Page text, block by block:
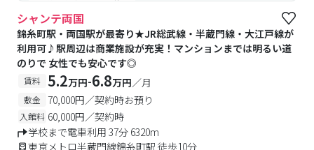
#予約受付中 #空室待ち
シャンテ両国
錦糸町駅・両国駅が最寄り★JR総武線・半蔵門線・大江戸線が
利用可♪駅周辺は商業施設が充実！マンションまでは明るい道
のりで 女性でも安心です◎
賃料 5.2万円-6.8万円／月
敷金 70,000円／契約時お預り
入館料 60,000円／契約時
学校まで電車利用 37分 6320m
東京メトロ半蔵門線錦糸町駅 徒歩10分